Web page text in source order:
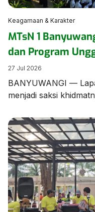
Keagamaan & Karakter
MTsN 1
dan Program
Bendera
27 Jul 2026
BANYUWANGI —
menjadi saksi
Seluruh jalannya
menggunakan
komitmen sekolah
berbahasa asing bagi
sebagai Pemimpin/
Efendi, S.Pd., M.Pd.I.,
yang menyoroti
unggulan […]